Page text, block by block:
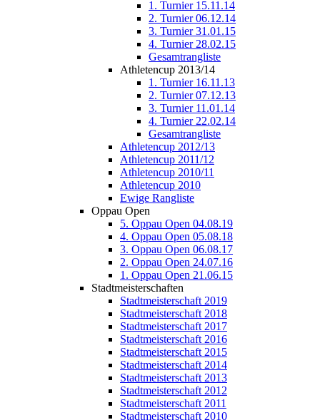
1. Turnier 15.11.14
2. Turnier 06.12.14
3. Turnier 31.01.15
4. Turnier 28.02.15
Gesamtrangliste
Athletencup 2013/14
1. Turnier 16.11.13
2. Turnier 07.12.13
3. Turnier 11.01.14
4. Turnier 22.02.14
Gesamtrangliste
Athletencup 2012/13
Athletencup 2011/12
Athletencup 2010/11
Athletencup 2010
Ewige Rangliste
Oppau Open
5. Oppau Open 04.08.19
4. Oppau Open 05.08.18
3. Oppau Open 06.08.17
2. Oppau Open 24.07.16
1. Oppau Open 21.06.15
Stadtmeisterschaften
Stadtmeisterschaft 2019
Stadtmeisterschaft 2018
Stadtmeisterschaft 2017
Stadtmeisterschaft 2016
Stadtmeisterschaft 2015
Stadtmeisterschaft 2014
Stadtmeisterschaft 2013
Stadtmeisterschaft 2012
Stadtmeisterschaft 2011
Stadtmeisterschaft 2010